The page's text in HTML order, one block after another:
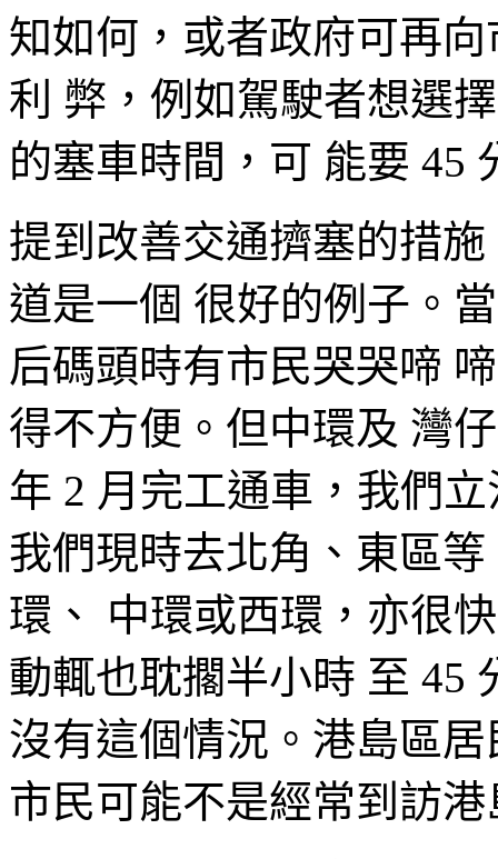
知如何，或者政府可再
利 弊，例如駕駛者想選
的塞車時間，可 能要 45
提到改善交通擠塞的措
道是一個 很好的例子。
后碼頭時有市民哭哭啼
得不方便。但中環及 灣
年 2 月完工通車，我們
我們現時去北角、東區
環、 中環或西環，亦很
動輒也耽擱半小時 至 45
沒有這個情況。港島區
市民可能不是經常到訪